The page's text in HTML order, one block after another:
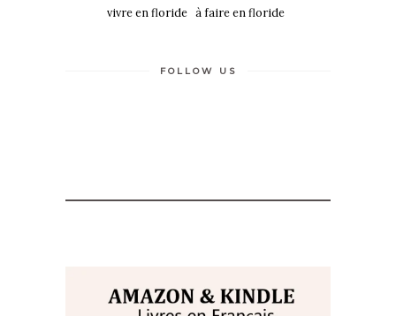
vivre en floride à faire en floride
FOLLOW US